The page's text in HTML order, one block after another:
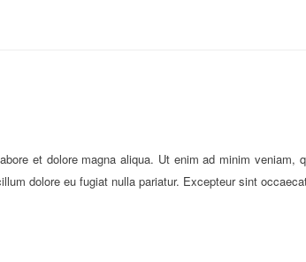
et dolore magna aliqua. Ut enim ad minim veniam,
dolore eu fugiat nulla pariatur. Excepteur sint